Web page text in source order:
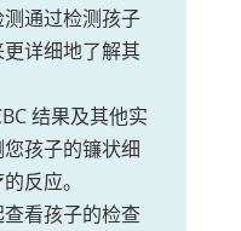
通过检测孩子
详细地了解其
结果及其他实
孩子的镰状细
反应。
看孩子的检查